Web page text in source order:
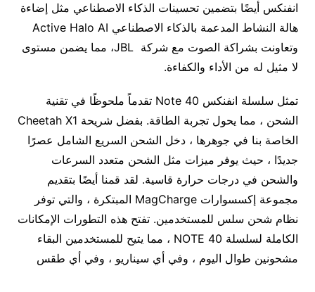
انفنكس أيضًا بتضمين تحسينات الذكاء الاصطناعي مثل إضاءة
هالة النشاط المدعمة بالذكاء الاصطناعي Active Halo AI
وتعاونت بشراكة الصوت مع شركة JBL، مما يضمن مستوى
لا مثيل له من الأداء والكفاءة.
تمثل سلسلة انفنكس Note 40 تقدماً ملحوظًا في تقنية
الشحن ، مما يحول تجربة الطاقة. بفضل شريحة Cheetah X1
الخاصة بنا في جوهرها ، دخل الشحن السريع الشامل عصرًا
جديدًا ، حيث يوفر ميزات مثل الشحن متعدد السرعات
والشحن في درجات حرارة قاسية. لقد قمنا أيضًا بتقديم
مجموعة إكسسوارات MagCharge المبتكرة ، والتي توفر
نظام شحن سلس للمستخدمين. تفتح هذه التطورات الإمكانات
الكاملة لسلسلة NOTE 40 ، مما يتيح للمستخدمين البقاء
مشحونين طوال اليوم ، وفي أي سيناريو ، وفي أي طقس